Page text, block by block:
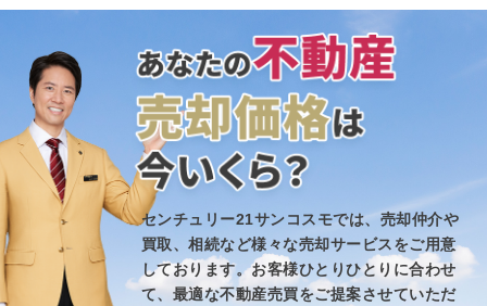
センチュリー21サンコスモでは、売却仲介や
買取、相続など様々な売却サービスをご用意
しております。お客様ひとりひとりに合わせ
て、最適な不動産売買をご提案させていただ